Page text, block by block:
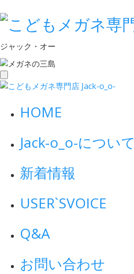
ジャック・オー
toggle
navigation
HOME
Jack-o_o-について
新着情報
USER`SVOICE
Q&A
お問い合わせ